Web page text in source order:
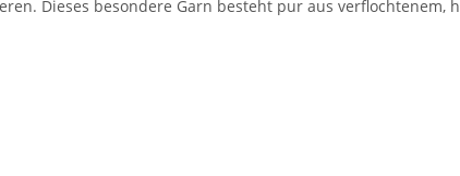
Dieses besondere Garn besteht pur aus